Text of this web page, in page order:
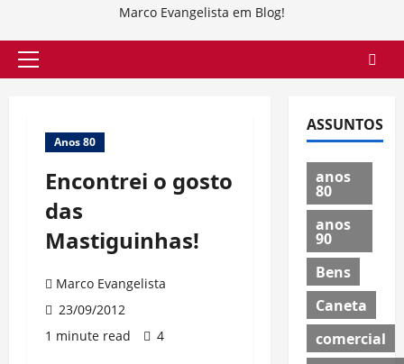
Marco Evangelista em Blog!
Primary
Anos 80
Encontrei o gosto
das
Mastiguinhas!
Marco Evangelista
23/09/2012
1 minute read
4
ASSUNTOS
anos
80
anos
90
Bens
Caneta
comercial